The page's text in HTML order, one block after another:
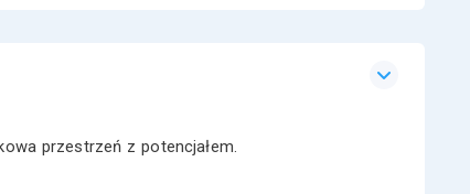
przestrzeń z potencjałem.